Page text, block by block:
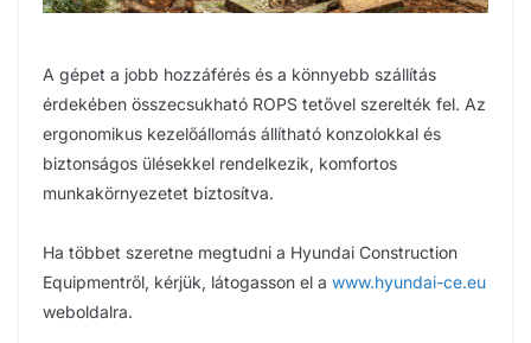
A gépet a jobb hozzáférés és a könnyebb szállítás
érdekében összecsukható ROPS tetővel szerelték fel. Az
ergonomikus kezelőállomás állítható konzolokkal és
biztonságos ülésekkel rendelkezik, komfortos
munkakörnyezetet biztosítva.
Ha többet szeretne megtudni a Hyundai Construction
Equipmentről, kérjük, látogasson el a www.hyundai-ce.eu
weboldalra.